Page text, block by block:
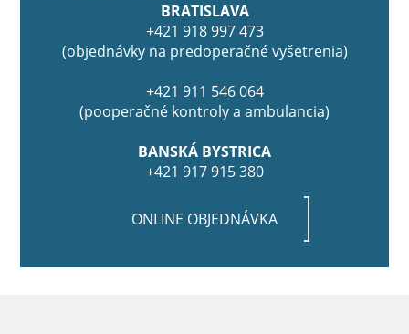
BRATISLAVA
+421 918 997 473
(objednávky na predoperačné vyšetrenia)
+421 911 546 064
(pooperačné kontroly a ambulancia)
BANSKÁ BYSTRICA
+421 917 915 380
ONLINE OBJEDNÁVKA